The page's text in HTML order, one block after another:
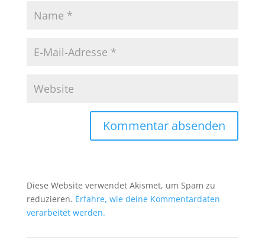
Diese Website verwendet Akismet, um Spam zu
reduzieren. Erfahre, wie deine Kommentardaten
verarbeitet werden.